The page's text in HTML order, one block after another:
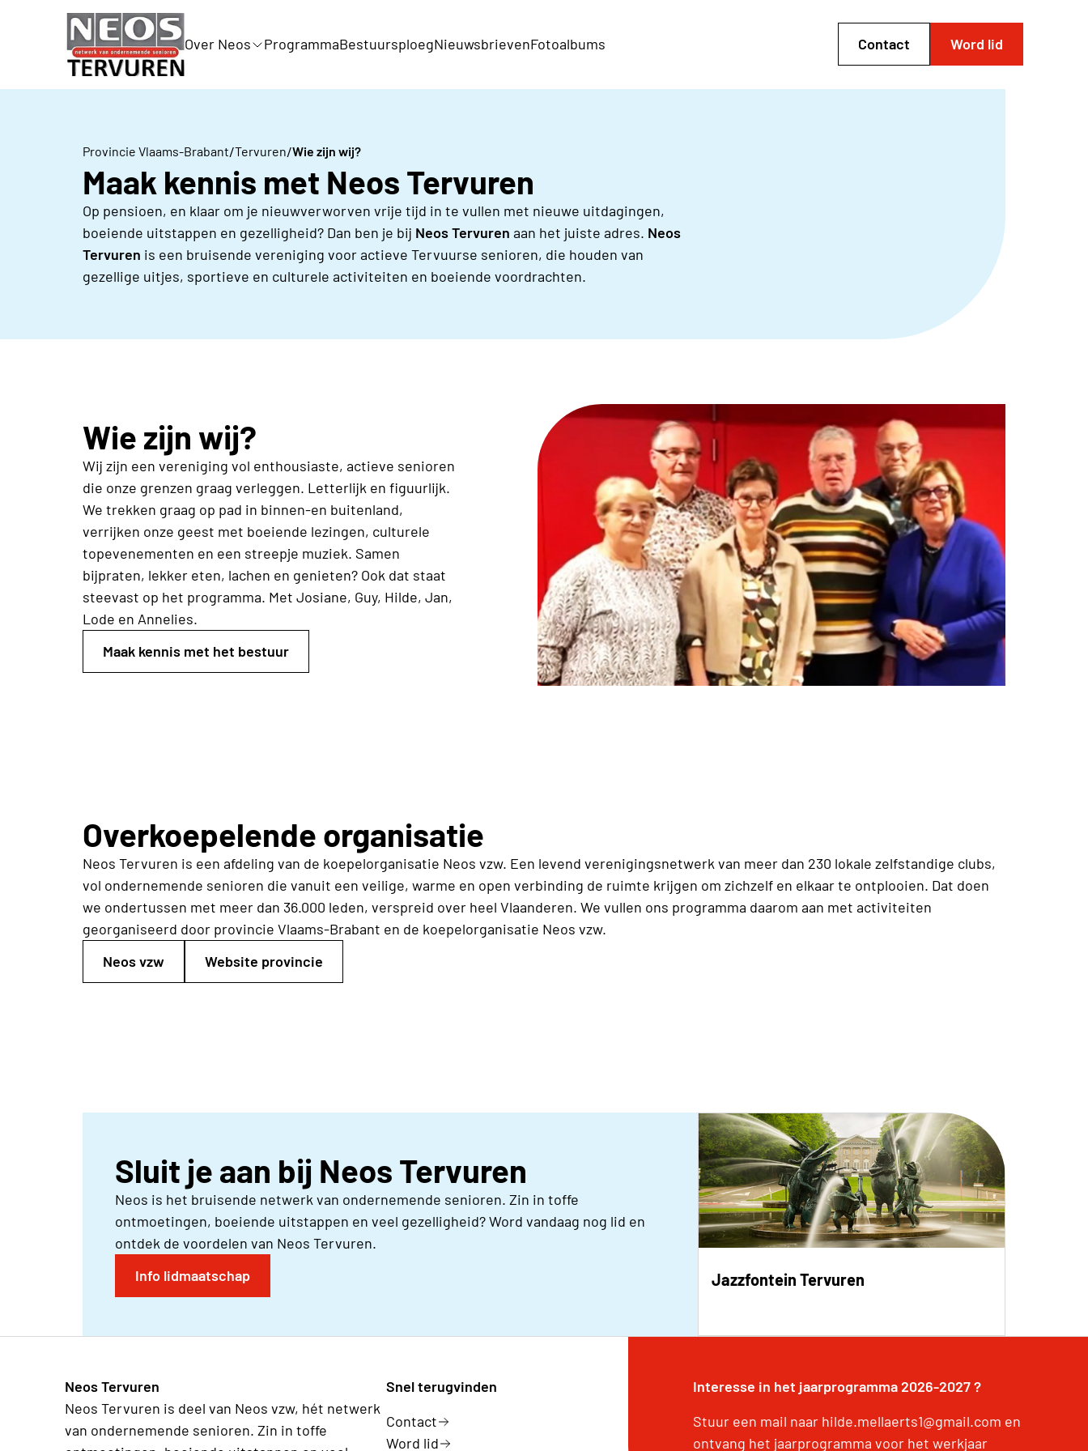
Over Neos ProgrammaBestuursploegNieuwsbrievenFotoalbums Contact Word lid
Provincie Vlaams-Brabant/Tervuren/Wie zijn wij?
Maak kennis met Neos Tervuren
Op pensioen, en klaar om je nieuwverworven vrije tijd in te vullen met nieuwe uitdagingen,
boeiende uitstappen en gezelligheid? Dan ben je bij Neos Tervuren aan het juiste adres. Neos
Tervuren is een bruisende vereniging voor actieve Tervuurse senioren, die houden van
gezellige uitjes, sportieve en culturele activiteiten en boeiende voordrachten.
Wie zijn wij?
Wij zijn een vereniging vol enthousiaste, actieve senioren
die onze grenzen graag verleggen. Letterlijk en figuurlijk.
We trekken graag op pad in binnen-en buitenland,
verrijken onze geest met boeiende lezingen, culturele
topevenementen en een streepje muziek. Samen
bijpraten, lekker eten, lachen en genieten? Ook dat staat
steevast op het programma. Met Josiane, Guy, Hilde, Jan,
Lode en Annelies.
Maak kennis met het bestuur
Overkoepelende organisatie
Neos Tervuren is een afdeling van de koepelorganisatie Neos vzw. Een levend verenigingsnetwerk van meer dan 230 lokale zelfstandige clubs,
vol ondernemende senioren die vanuit een veilige, warme en open verbinding de ruimte krijgen om zichzelf en elkaar te ontplooien. Dat doen
we ondertussen met meer dan 36.000 leden, verspreid over heel Vlaanderen. We vullen ons programma daarom aan met activiteiten
georganiseerd door provincie Vlaams-Brabant en de koepelorganisatie Neos vzw.
Neos vzw
Website provincie
Sluit je aan bij Neos Tervuren
Neos is het bruisende netwerk van ondernemende senioren. Zin in toffe
ontmoetingen, boeiende uitstappen en veel gezelligheid? Word vandaag nog lid en
ontdek de voordelen van Neos Tervuren.
Info lidmaatschap
Jazzfontein Tervuren
Neos Tervuren
Neos Tervuren is deel van Neos vzw, hét netwerk
van ondernemende senioren. Zin in toffe
Snel terugvinden
Contact
Word lid
Interesse in het jaarprogramma 2026-2027 ?
Stuur een mail naar hilde.mellaerts1@gmail.com en
ontvang het jaarprogramma voor het werkjaar